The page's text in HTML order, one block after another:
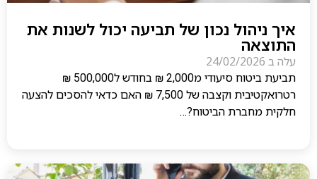
איך ניהול נכון של תביעה יכול לשנות את
התוצאה
עלה ב 24/02/2026
תביעת ביטוח סיעודי מ2,000 ₪ בחודש ל500,000 ₪
רטרואקטיבית וקצבה של 7,500 ₪ האם כדאי להסכים להצעה
חלקית מחברת הביטוח?…